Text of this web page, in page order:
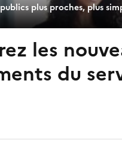
plus proches, plus
les
du